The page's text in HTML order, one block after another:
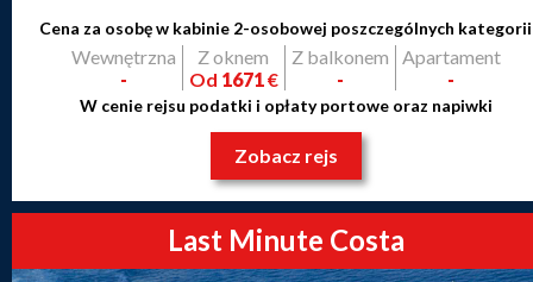
Cena za osobę w kabinie 2-osobowej poszczególnych kategorii
Wewnętrzna
-
Z oknem
Od 1671 €
Z balkonem
-
Apartament
-
W cenie rejsu podatki i opłaty portowe oraz napiwki
Zobacz rejs
Last Minute Costa